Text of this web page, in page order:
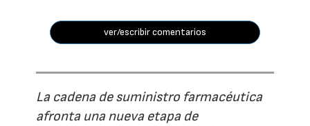
ver/escribir comentarios
La cadena de suministro farmacéutica
afronta una nueva etapa de